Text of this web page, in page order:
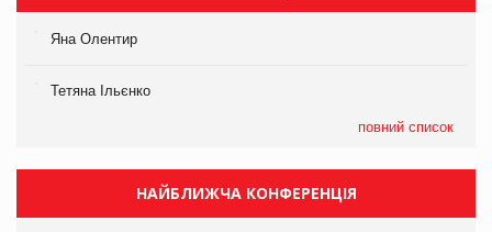
Яна Олентир
Тетяна Ільєнко
повний список
НАЙБЛИЖЧА КОНФЕРЕНЦІЯ